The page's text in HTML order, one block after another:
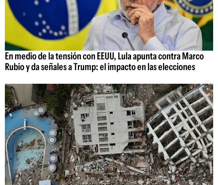
En medio de la tensión con EEUU, Lula apunta contra Marco
Rubio y da señales a Trump: el impacto en las elecciones